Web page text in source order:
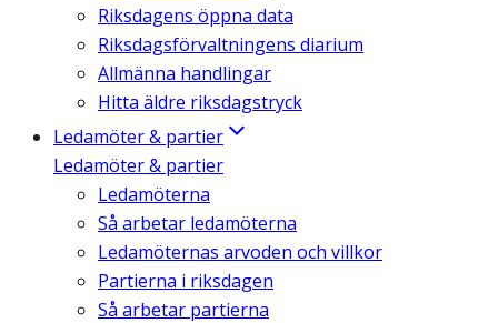
Riksdagens öppna data
Riksdagsförvaltningens diarium
Allmänna handlingar
Hitta äldre riksdagstryck
Ledamöter & partier
Ledamöter & partier
Ledamöterna
Så arbetar ledamöterna
Ledamöternas arvoden och villkor
Partierna i riksdagen
Så arbetar partierna